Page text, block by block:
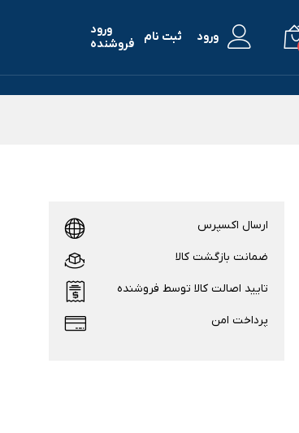
ورود ثبت نام
ورود
فروشنده
ارسال اکسپرس
ضمانت بازگشت کالا
تایید اصالت کالا توسط فروشنده
پرداخت امن